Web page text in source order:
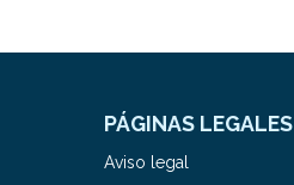
PÁGINAS LEGALES
Aviso legal